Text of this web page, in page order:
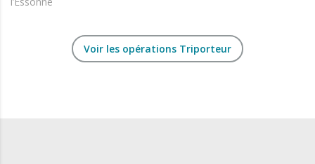
Voir les opérations Triporteur